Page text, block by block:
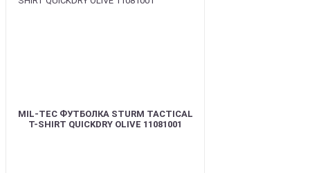
MIL-TEC ФУТБОЛКА STURM TACTICAL
T-SHIRT QUICKDRY OLIVE 11081001